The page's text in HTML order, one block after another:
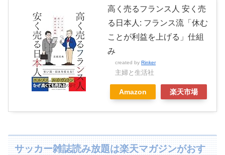
高く売るフランス人 安く売
る日本人: フランス流「休む
ことが利益を上げる」仕組
み
created by Rinker
主婦と生活社
Amazon 楽天市場
サッカー雑誌読み放題は楽天マガジンがおす